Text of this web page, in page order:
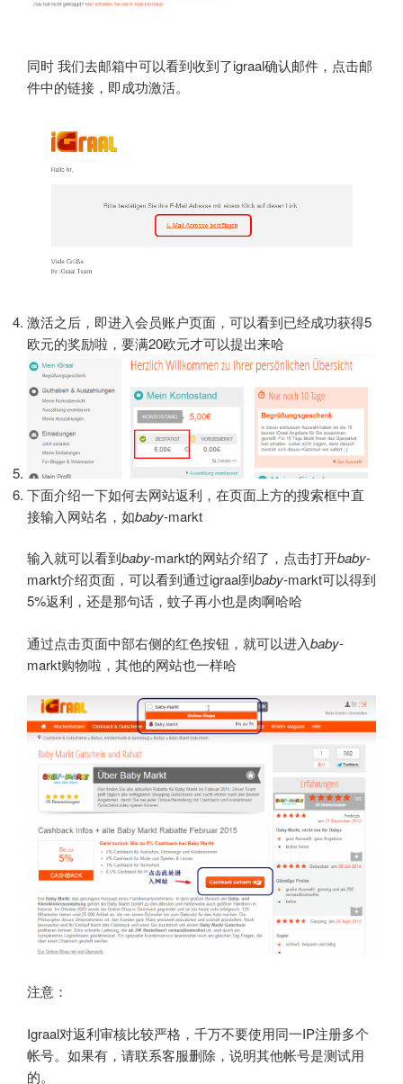
同时 我们去邮箱中可以看到收到了igraal确认邮件，点击邮
件中的链接，即成功激活。
激活之后，即进入会员账户页面，可以看到已经成功获得5
欧元的奖励啦，要满20欧元才可以提出来哈
下面介绍一下如何去网站返利，在页面上方的搜索框中直
接输入网站名，如baby-markt
输入就可以看到baby-markt的网站介绍了，点击打开baby-
markt介绍页面，可以看到通过igraal到baby-markt可以得到
5%返利，还是那句话，蚊子再小也是肉啊哈哈
通过点击页面中部右侧的红色按钮，就可以进入baby-
markt购物啦，其他的网站也一样哈
注意：
Igraal对返利审核比较严格，千万不要使用同一IP注册多个
帐号。如果有，请联系客服删除，说明其他帐号是测试用
的。